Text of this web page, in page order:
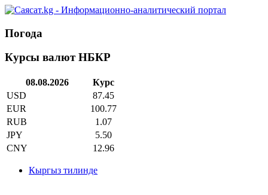
Погода
Курсы валют НБКР
08.08.2026
Курс
USD
87.45
EUR
100.77
RUB
1.07
JPY
5.50
CNY
12.96
Кыргыз тилинде